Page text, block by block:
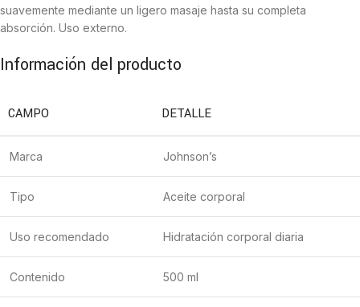
suavemente mediante un ligero masaje hasta su completa
absorción. Uso externo.
Información del producto
CAMPO DETALLE
Marca Johnson’s
Tipo Aceite corporal
Uso recomendado Hidratación corporal diaria
Contenido 500 ml